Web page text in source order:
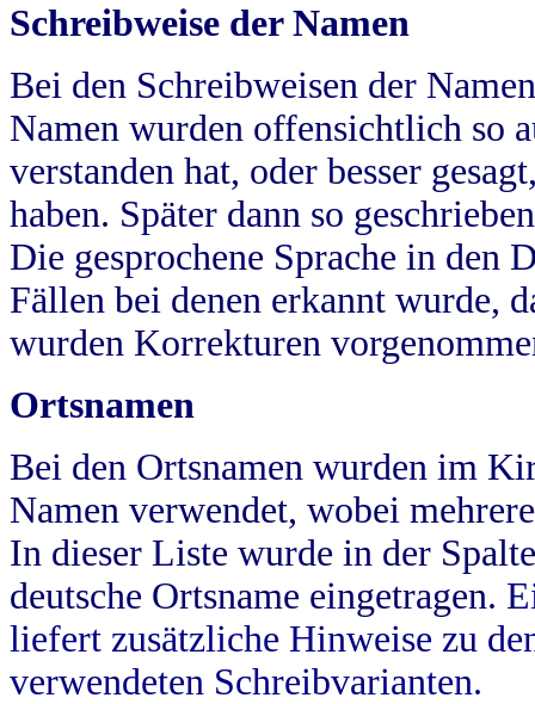
Schreibweise der Namen
Bei den Schreibweisen der
Namen wurden offensichtlich so
verstanden hat, oder besser
haben. Später dann so
Die gesprochene Sprache in
Fällen bei denen erkannt wurde,
wurden Korrekturen
Ortsnamen
Bei den Ortsnamen wurden im
Namen verwendet, wobei
In dieser Liste wurde in der
deutsche Ortsname eingetragen.
liefert zusätzliche Hinweise zu
verwendeten Schreibvarianten.